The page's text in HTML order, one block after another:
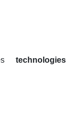
technologies